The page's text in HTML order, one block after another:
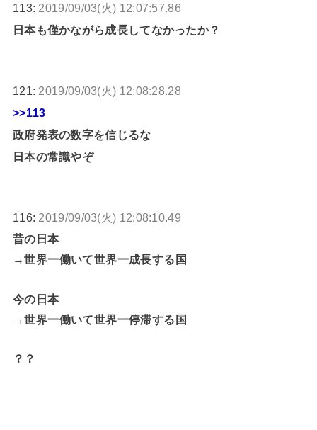
113: 2019/09/03(火) 12:07:57.86
日本も僅かながら成長してなかったか？
121: 2019/09/03(火) 12:08:28.28
>>113
政府発表の数字を信じるな
日本の常識やぞ
116: 2019/09/03(火) 12:08:10.49
昔の日本
→世界一働いて世界一成長する国
今の日本
→世界一働いて世界一停滞する国
？？